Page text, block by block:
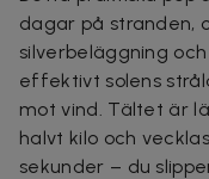
dagar på stranden,
silverbeläggning
effektivt solens
mot vind. Tältet är
halvt kilo och
sekunder – du